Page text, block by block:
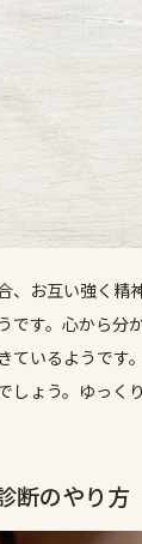
、お互い強く精
です。心から分
ているようです
しょう。ゆっく
断のやり方